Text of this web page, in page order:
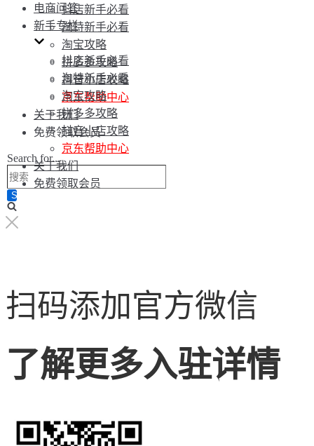
抖店新手必看
淘特新手必看
淘宝攻略
拼多多攻略
抖音小店攻略
京东帮助中心
关于我们
免费领取会员
Search for...
电商问答
新手专栏
抖店新手必看
淘特新手必看
淘宝攻略
拼多多攻略
抖音小店攻略
京东帮助中心
关于我们
免费领取会员
扫码添加官方微信
了解更多入驻详情